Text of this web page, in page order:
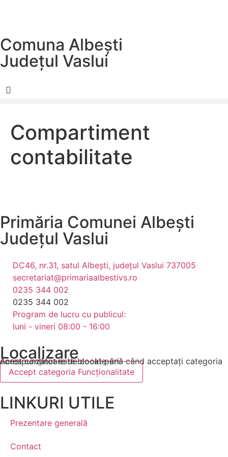
Comuna Albești
Județul Vaslui
Compartiment
contabilitate
Primăria Comunei Albești
Județul Vaslui
DC46, nr.31, satul Albești, județul Vaslui 737005
secretariat@primariaalbestivs.ro
0235 344 002
0235 344 002
Program de lucru cu publicul:
luni - vineri 08:00 - 16:00
Localizare
Acest conținut este blocat până când acceptați categoria corespunzătoare de cookie-uri.
Accept categoria Funcționalitate
LINKURI UTILE
Prezentare generală
Contact